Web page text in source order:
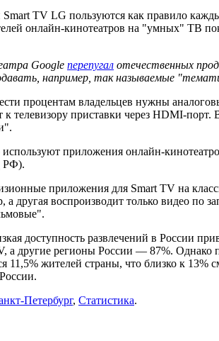
TV LG пользуются как правило
онлайн-кинотеатров на "умных"
Google перепугал отечественных
например, так называемые
процентам владельцев нужны
телевизору приставки через HDMI-
приложения онлайн-
РФ).
приложения для Smart TV на
а другая воспроизводит только видео
доступность развлечений в России
а другие регионы России — 87%.
11,5% жителей страны, что близко к
Петербург, Статистика.